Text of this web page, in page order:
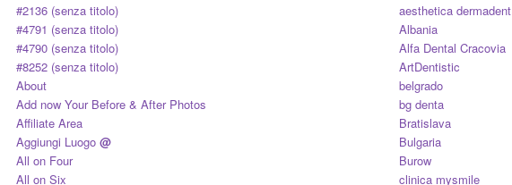
#2136 (senza titolo)
#4791 (senza titolo)
#4790 (senza titolo)
#8252 (senza titolo)
About
Add now Your Before & After Photos
Affiliate Area
Aggiungi Luogo @
All on Four
All on Six
aesthetica dermadent
Albania
Alfa Dental Cracovia
ArtDentistic
belgrado
bg denta
Bratislava
Bulgaria
Burow
clinica mysmile